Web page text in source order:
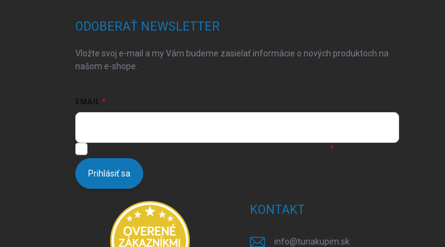
ODOBERAŤ NEWSLETTER
Vložte svoj e-mail a my Vám budeme zasielať informácie o nových produktoch na
našom e-shope.
EMAIL
Prihlásiť sa
KONTAKT
info@tunakupim.sk